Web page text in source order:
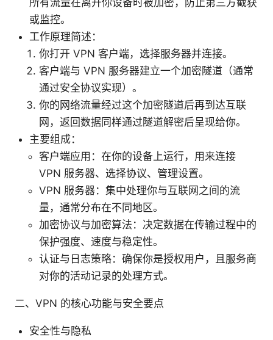
或监控。
工作原理简述：
你打开 VPN 客户端，选择服务器并连接。
客户端与 VPN 服务器建立一个加密隧道（通常
通过安全协议实现）。
你的网络流量经过这个加密隧道后再到达互联
网，返回数据同样通过隧道解密后呈现给你。
主要组成：
客户端应用：在你的设备上运行，用来连接
VPN 服务器、选择协议、管理设置。
VPN 服务器：集中处理你与互联网之间的流
量，通常分布在不同地区。
加密协议与加密算法：决定数据在传输过程中的
保护强度、速度与稳定性。
认证与日志策略：确保你是授权用户，且服务商
对你的活动记录的处理方式。
二、VPN 的核心功能与安全要点
安全性与隐私